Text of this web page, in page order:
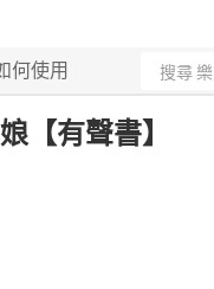
何使用
【有聲書】